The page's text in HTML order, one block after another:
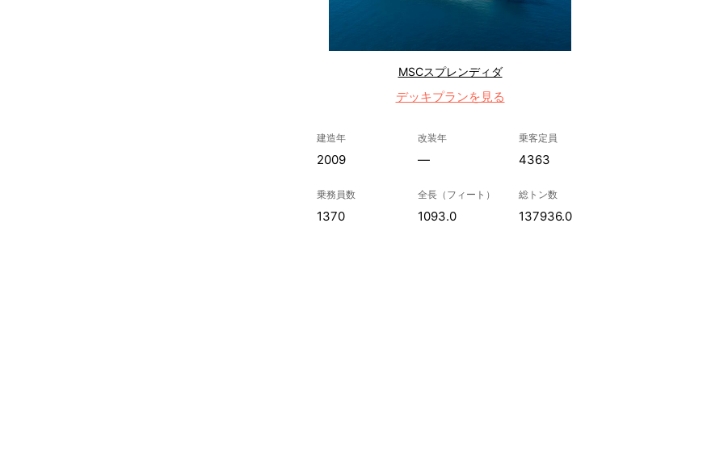
MSCスプレンディダ
デッキプランを見る
建造年
2009
改装年
—
乗客定員
4363
乗務員数
1370
全長（フィート）
1093.0
総トン数
137936.0